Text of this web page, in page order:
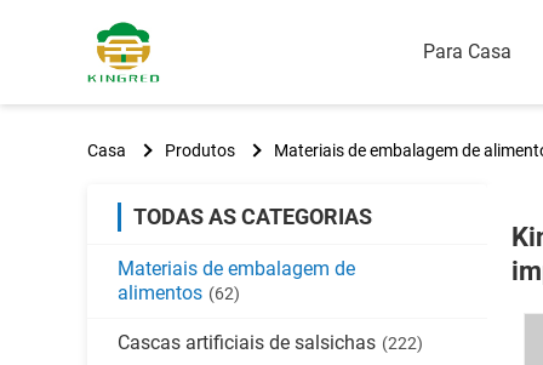
Para Casa
Casa Produtos Materiais de embalagem de
TODAS AS CATEGORIAS
Materiais de embalagem de
alimentos (62)
Cascas artificiais de salsichas (222)